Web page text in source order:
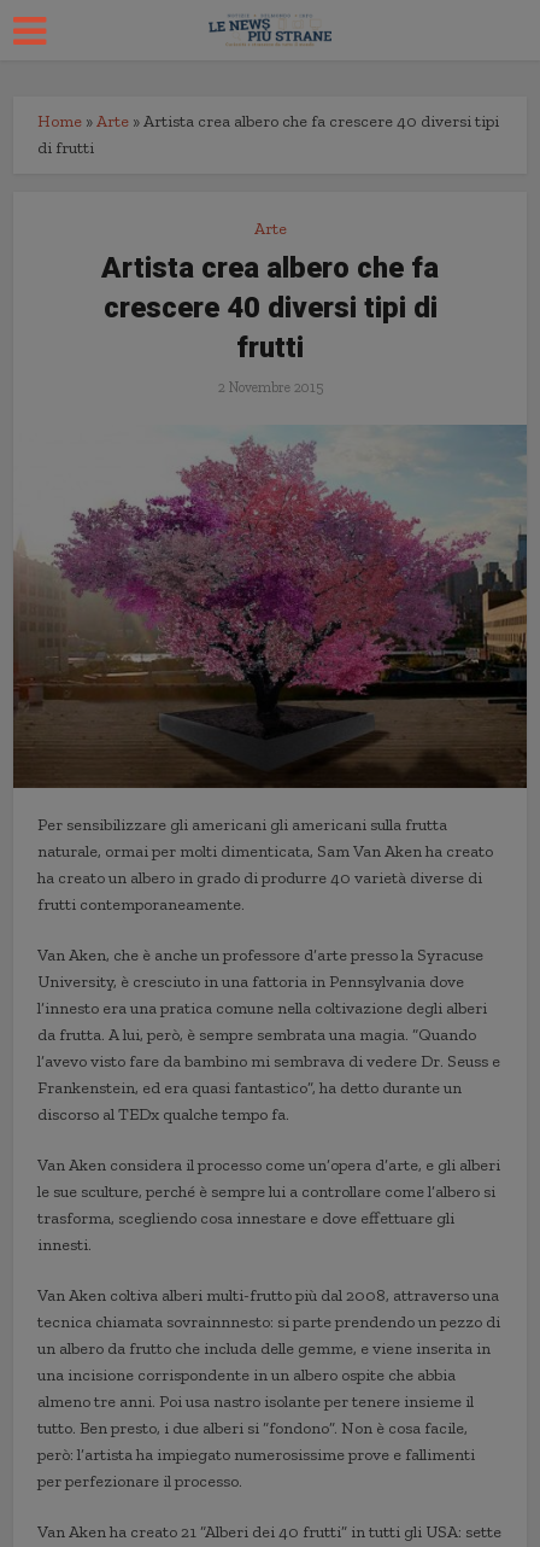
Home »Arte »Artista crea albero che fa crescere 40 diversi tipi
di frutti
Arte
Artista crea albero che fa
crescere 40 diversi tipi di
frutti
2 Novembre 2015
Per sensibilizzare gli americani gli americani sulla frutta
naturale, ormai per molti dimenticata, Sam Van Aken ha creato
ha creato un albero in grado di produrre 40 varietà diverse di
frutti contemporaneamente.
Van Aken, che è anche un professore d’arte presso la Syracuse
University, è cresciuto in una fattoria in Pennsylvania dove
l’innesto era una pratica comune nella coltivazione degli alberi
da frutta. A lui, però, è sempre sembrata una magia. “Quando
l’avevo visto fare da bambino mi sembrava di vedere Dr. Seuss e
Frankenstein, ed era quasi fantastico”, ha detto durante un
discorso al TEDx qualche tempo fa.
Van Aken considera il processo come un’opera d’arte, e gli alberi
le sue sculture, perché è sempre lui a controllare come l’albero si
trasforma, scegliendo cosa innestare e dove effettuare gli
innesti.
Van Aken coltiva alberi multi-frutto più dal 2008, attraverso una
tecnica chiamata sovrainnnesto: si parte prendendo un pezzo di
un albero da frutto che includa delle gemme, e viene inserita in
una incisione corrispondente in un albero ospite che abbia
almeno tre anni. Poi usa nastro isolante per tenere insieme il
tutto. Ben presto, i due alberi si “fondono”. Non è cosa facile,
però: l’artista ha impiegato numerosissime prove e fallimenti
per perfezionare il processo.
Van Aken ha creato 21 “Alberi dei 40 frutti” in tutti gli USA: sette